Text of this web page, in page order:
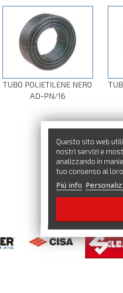
TUBO POLIETILENE NERO
AD-PN/16
Questo sito web
nostri servizi e
analizzando in
tuo consenso al
Piú info